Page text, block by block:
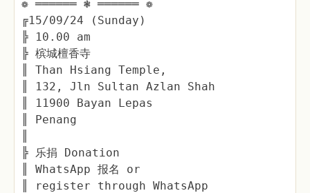
❁ ══════ ❃ ══════ ❁
╔15/09/24 (Sunday)
╠ 10.00 am
╠ 槟城檀香寺
║ Than Hsiang Temple,
║ 132, Jln Sultan Azlan Shah
║ 11900 Bayan Lepas
║ Penang
╠ 乐捐 Donation
║ WhatsApp 报名 or
║ register through WhatsApp